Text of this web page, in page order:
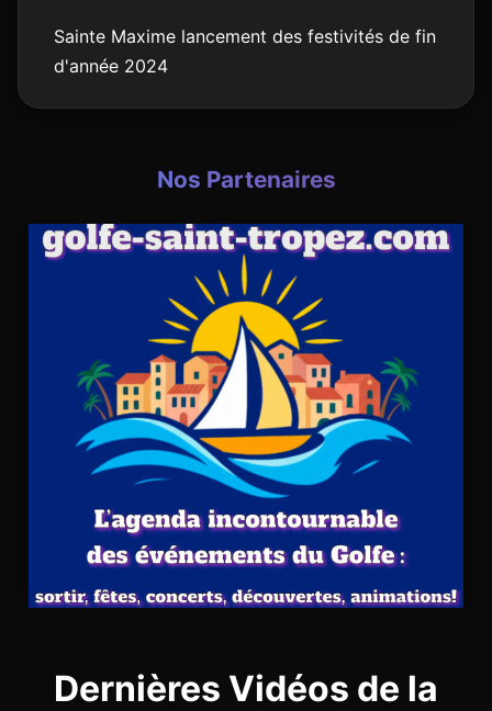
Sainte Maxime lancement des festivités de fin
d'année 2024
Nos Partenaires
Dernières Vidéos de la